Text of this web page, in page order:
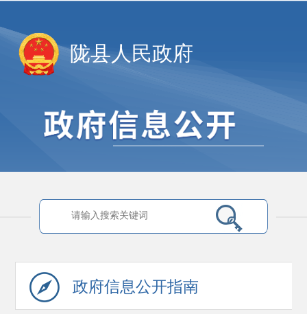
陇县人民政府
政府信息公开指南